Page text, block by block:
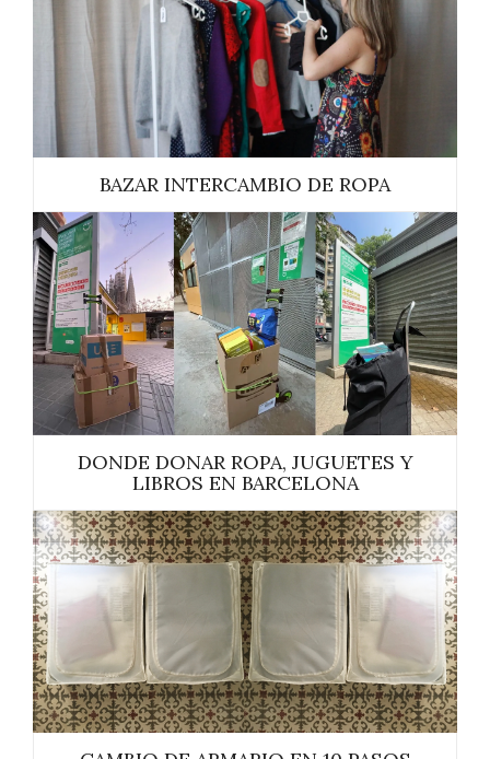
BAZAR INTERCAMBIO DE ROPA
DONDE DONAR ROPA, JUGUETES Y
LIBROS EN BARCELONA